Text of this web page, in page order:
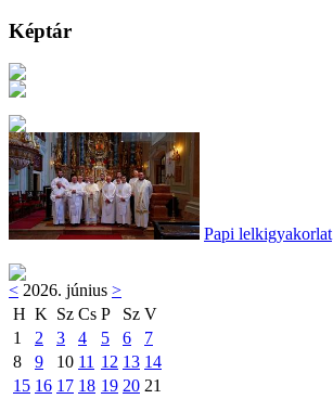
Képtár
Papi lelkigyakorlat
< 2026. június >
H K Sz Cs P Sz V
1
2 3 4 5 6
7
8
9 10 11 12 13 14
15 16 17 18 19 20 21